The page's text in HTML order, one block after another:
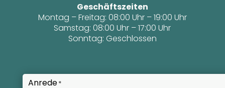
Geschäftszeiten
Montag – Freitag: 08:00 Uhr – 19:00 Uhr
Samstag: 08:00 Uhr – 17:00 Uhr
Sonntag: Geschlossen
Anrede*